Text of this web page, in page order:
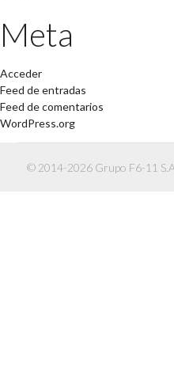
Meta
Acceder
Feed de entradas
Feed de comentarios
WordPress.org
© 2014-2026 Grupo F6-11